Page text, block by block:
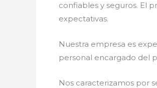
confiables y seguros. El
expectativas.
Nuestra empresa es
personal encargado del
Nos caracterizamos por